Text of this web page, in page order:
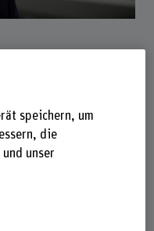
speichern, um
die
unser